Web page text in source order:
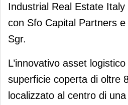
Industrial Real Estate
con Sfo Capital Partners
Sgr.
L’innovativo asset
superficie coperta di oltre
localizzato al centro di